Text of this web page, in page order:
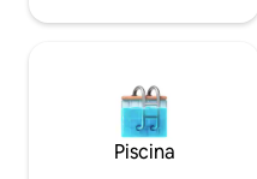
Piscina